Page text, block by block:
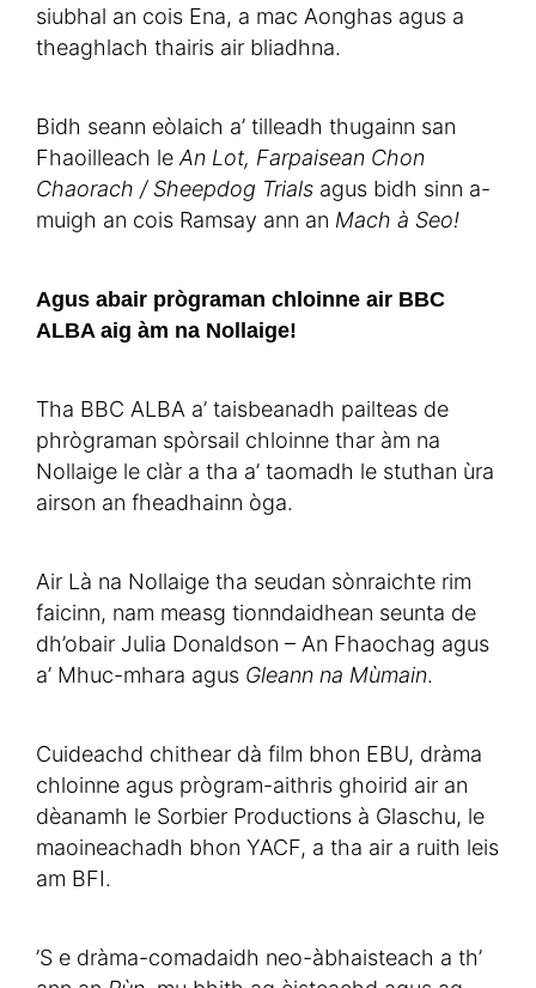
siubhal an cois Ena, a mac Aonghas agus a
theaghlach thairis air bliadhna.
Bidh seann eòlaich a’ tilleadh thugainn san
Fhaoilleach le An Lot, Farpaisean Chon
Chaorach / Sheepdog Trials agus bidh sinn a-
muigh an cois Ramsay ann an Mach à Seo!
Agus abair prògraman chloinne air BBC
ALBA aig àm na Nollaige!
Tha BBC ALBA a’ taisbeanadh pailteas de
phrògraman spòrsail chloinne thar àm na
Nollaige le clàr a tha a’ taomadh le stuthan ùra
airson an fheadhainn òga.
Air Là na Nollaige tha seudan sònraichte rim
faicinn, nam measg tionndaidhean seunta de
dh’obair Julia Donaldson – An Fhaochag agus
a’ Mhuc-mhara agus Gleann na Mùmain.
Cuideachd chithear dà film bhon EBU, dràma
chloinne agus prògram-aithris ghoirid air an
dèanamh le Sorbier Productions à Glaschu, le
maoineachadh bhon YACF, a tha air a ruith leis
am BFI.
’S e dràma-comadaidh neo-àbhaisteach a th’